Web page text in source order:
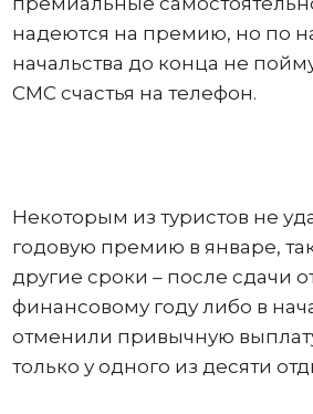
надеются на премию, но по
начальства до конца не
СМС счастья на телефон.
Некоторым из туристов не
годовую премию в январе,
другие сроки – после сдачи
финансовому году либо в
отменили привычную
только у одного из десяти